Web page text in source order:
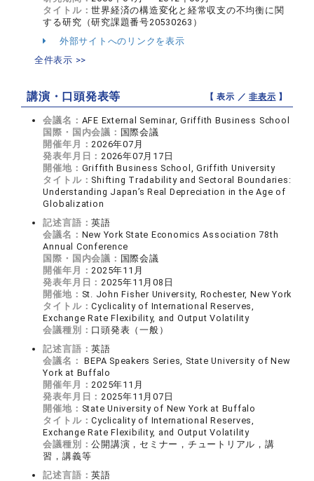
タイトル：世界経済の構造変化と経常収支の不均衡に関
する研究（研究課題番号20530263）
外部サイトへのリンクを表示
全件表示 >>
講演・口頭発表等 【 表示 ／非表示 】
会議名： AFE External Seminar, Griffith Business School
国際・国内会議： 国際会議
開催年月：2026年07月
発表年月日：2026年07月17日
開催地： Griffith Business School, Griffith University
タイトル： Shifting Tradability and Sectoral Boundaries:
Understanding Japan’s Real Depreciation in the Age of
Globalization
記述言語：英語
会議名： New York State Economics Association 78th
Annual Conference
国際・国内会議： 国際会議
開催年月：2025年11月
発表年月日：2025年11月08日
開催地： St. John Fisher University, Rochester, New York
タイトル：Cyclicality of International Reserves,
Exchange Rate Flexibility, and Output Volatility
会議種別： 口頭発表（一般）
記述言語：英語
会議名： BEPA Speakers Series, State University of New
York at Buffalo
開催年月：2025年11月
発表年月日：2025年11月07日
開催地： State University of New York at Buffalo
タイトル：Cyclicality of International Reserves,
Exchange Rate Flexibility, and Output Volatility
会議種別：公開講演，セミナー，チュートリアル，講
習，講義等
記述言語：英語